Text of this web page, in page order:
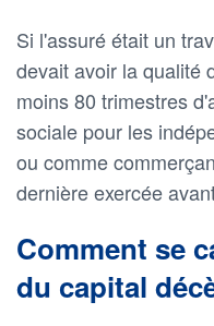
Si l'assuré était un
devait avoir la qualité
moins 80 trimestres
sociale pour les
ou comme
dernière exercée
Comment se
du capital